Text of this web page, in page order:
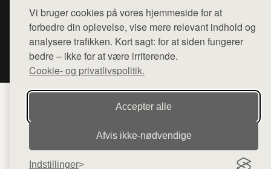
Vi bruger cookies på vores hjemmeside for at
forbedre din oplevelse, vise mere relevant indhold og
analysere trafikken. Kort sagt: for at siden fungerer
bedre – ikke for at være irriterende.
Cookie- og privatlivspolitik.
Accepter alle
Afvis ikke‑nødvendige
Indstillinger
diverse webshops. Der sælges ikke varer fra denne side - vi
henviser til de shops, som sælger varen. Vi har heller ikke
varerne på lager.
© 2026 copenhagenartrun.dk. Alle rettigheder forbeholdes.